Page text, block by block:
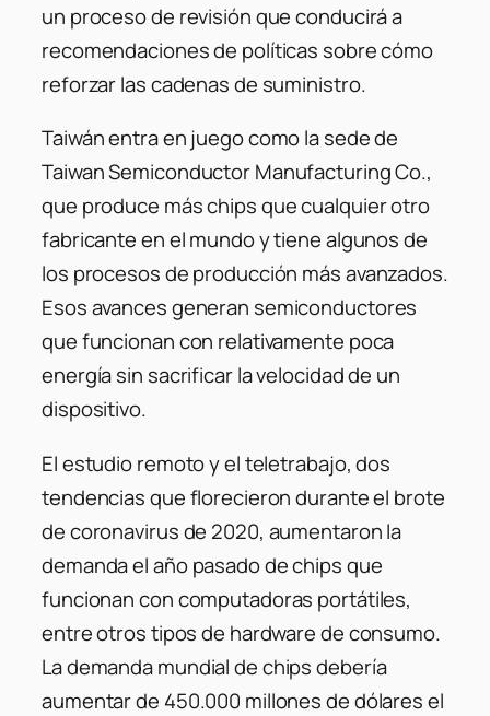
un proceso de revisión que conducirá a
recomendaciones de políticas sobre cómo
reforzar las cadenas de suministro.
Taiwán entra en juego como la sede de
Taiwan Semiconductor Manufacturing Co.,
que produce más chips que cualquier otro
fabricante en el mundo y tiene algunos de
los procesos de producción más avanzados.
Esos avances generan semiconductores
que funcionan con relativamente poca
energía sin sacrificar la velocidad de un
dispositivo.
El estudio remoto y el teletrabajo, dos
tendencias que florecieron durante el brote
de coronavirus de 2020, aumentaron la
demanda el año pasado de chips que
funcionan con computadoras portátiles,
entre otros tipos de hardware de consumo.
La demanda mundial de chips debería
aumentar de 450.000 millones de dólares el